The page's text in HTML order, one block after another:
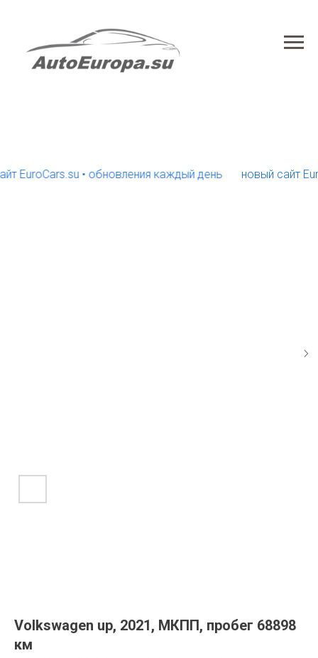
• обновления каждый день новый сайт
Volkswagen up, 2021, МКПП, пробег 68898
км